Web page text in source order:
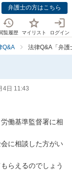
弁護士の方はこちら
覧履歴 マイリスト ログイン
Q&A 法律Q&A「弁
4日 11:43
働基準監督署に相
に相談した方がい
らえるのでしょう